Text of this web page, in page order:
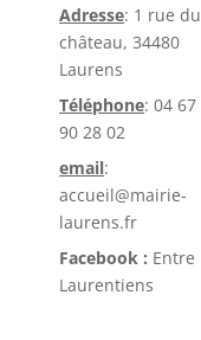
Adresse: 1 rue du
château, 34480
Laurens
Téléphone: 04 67
90 28 02
email:
accueil@mairie-
laurens.fr
Facebook : Entre
Laurentiens